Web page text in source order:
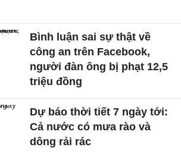
Bình luận sai sự thật về
công an trên Facebook,
người đàn ông bị phạt 12,5
triệu đồng
Dự báo thời tiết 7 ngày tới:
Cả nước có mưa rào và
dông rải rác